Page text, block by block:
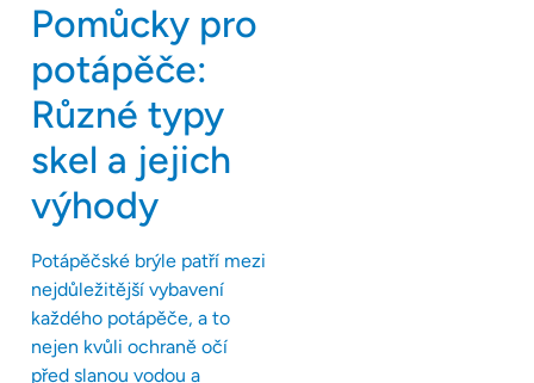
Pomůcky pro
potápěče:
Různé typy
skel a jejich
výhody
Potápěčské brýle patří mezi
nejdůležitější vybavení
každého potápěče, a to
nejen kvůli ochraně očí
před slanou vodou a